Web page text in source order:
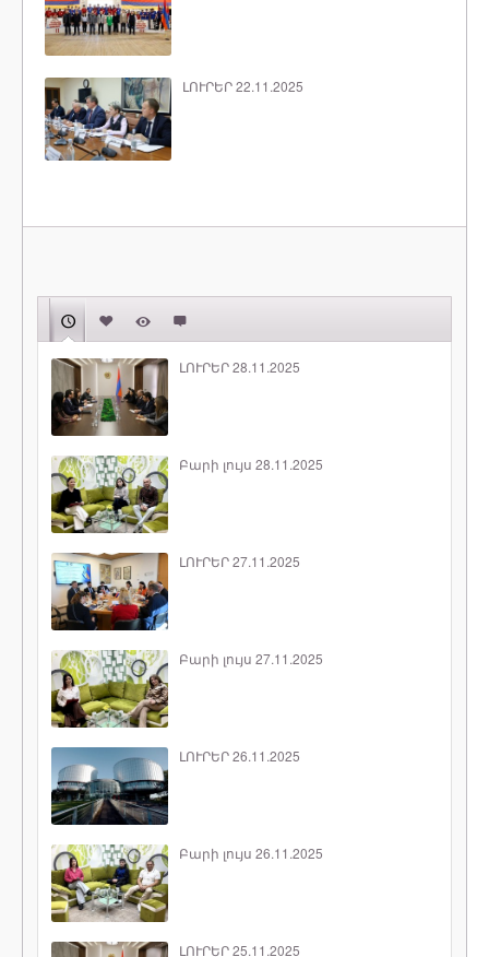
ԼՈՒՐԵՐ 22.11.2025
ԼՈՒՐԵՐ 28.11.2025
Բարի լույս 28.11.2025
ԼՈՒՐԵՐ 27.11.2025
Բարի լույս 27.11.2025
ԼՈՒՐԵՐ 26.11.2025
Բարի լույս 26.11.2025
ԼՈՒՐԵՐ 25.11.2025